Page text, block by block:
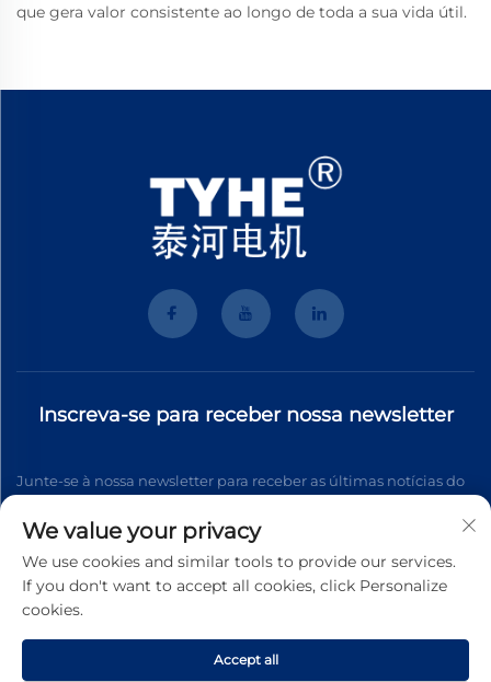
que gera valor consistente ao longo de toda a sua vida útil.
Inscreva-se para receber nossa newsletter
Junte-se à nossa newsletter para receber as últimas notícias do
Inscrever-se
Direitos autorais © 2025 Wenzhou Tyhe Motor Co.,ltd. Todos os
We value your privacy
We use cookies and similar tools to provide our services.
If you don't want to accept all cookies, click Personalize
cookies.
Accept all